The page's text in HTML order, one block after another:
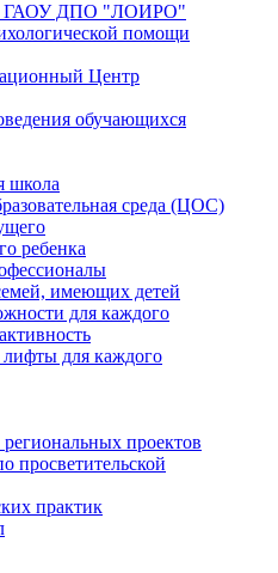
ГАОУ ДПО "ЛОИРО"
помощи
Центр
обучающихся
школа
среда (ЦОС)
ребенка
имеющих детей
для каждого
для каждого
проектов
просветительской
практик